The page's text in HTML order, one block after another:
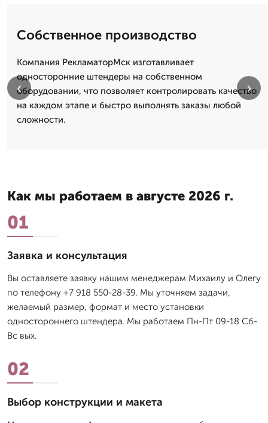
Собственное производство
Компания РекламаторМск изготавливает
односторонние штендеры на собственном
оборудовании, что позволяет контролировать качество
на каждом этапе и быстро выполнять заказы любой
сложности.
‹ ›
Как мы работаем в августе 2026 г.
01
Заявка и консультация
Вы оставляете заявку нашим менеджерам Михаилу и Олегу
по телефону +7 918 550-28-39. Мы уточняем задачи,
желаемый размер, формат и место установки
одностороннего штендера. Мы работаем Пн-Пт 09-18 Сб-
Вс вых.
02
Выбор конструкции и макета